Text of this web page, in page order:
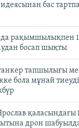
бас
рақымшылықпен
босап шықты
тапшылығы
бола мұнай
қаласындағы
дрон